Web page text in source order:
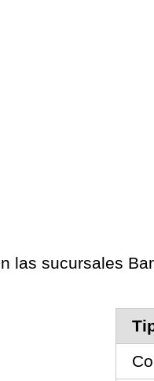
las sucursales